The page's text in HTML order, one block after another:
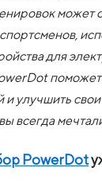
может
для
поможет
улучшить
всегда
PowerDot